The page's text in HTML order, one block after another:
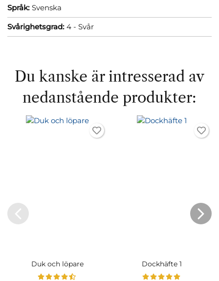
Språk: Svenska
Svårighetsgrad: 4 - Svår
Du kanske är intresserad av
nedanstående produkter:
Duk och löpare Dockhäfte 1